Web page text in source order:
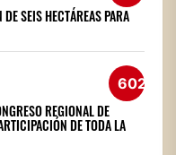
SEIS HECTÁREAS PARA
602
REGIONAL DE
DE TODA LA